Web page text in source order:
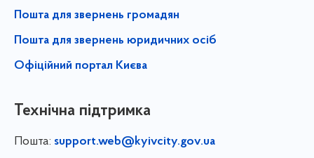
Пошта для звернень громадян
Пошта для звернень юридичних осіб
Офіційний портал Києва
Технічна підтримка
Пошта: support.web@kyivcity.gov.ua